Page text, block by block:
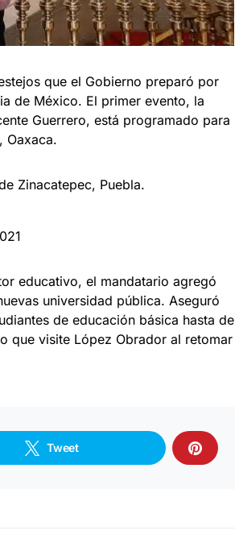
que el Gobierno preparó por
de México. El primer evento, la
Guerrero, está programado para
Oaxaca.
Zinacatepec, Puebla.
educativo, el mandatario agregó
universidad pública. Aseguró
de educación básica hasta de
que visite López Obrador al retomar
Tweet